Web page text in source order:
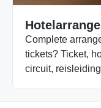
Complete
tickets? Ticket,
circuit,